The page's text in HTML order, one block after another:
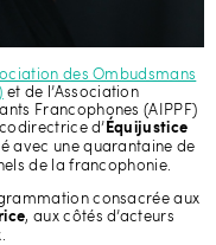
des Ombudsmans
et de l’Association
Francophones (AIPPF)
d’ Équijustice
avec une quarantaine de
de la francophonie.
consacrée aux
, aux côtés d’acteurs